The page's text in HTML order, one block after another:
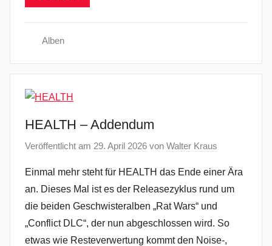
Alben
HEALTH – Addendum
Veröffentlicht am 29. April 2026 von Walter Kraus
Einmal mehr steht für HEALTH das Ende einer Ära
an. Dieses Mal ist es der Releasezyklus rund um
die beiden Geschwisteralben „Rat Wars“ und
„Conflict DLC“, der nun abgeschlossen wird. So
etwas wie Resteverwertung kommt den Noise-,